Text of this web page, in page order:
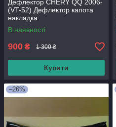
Дефлектор CHERY QQ 2006-
(VT-52) Дефлектор капота
накладка
В наявності
900 ₴ 1 300 ₴
Купити
–26%